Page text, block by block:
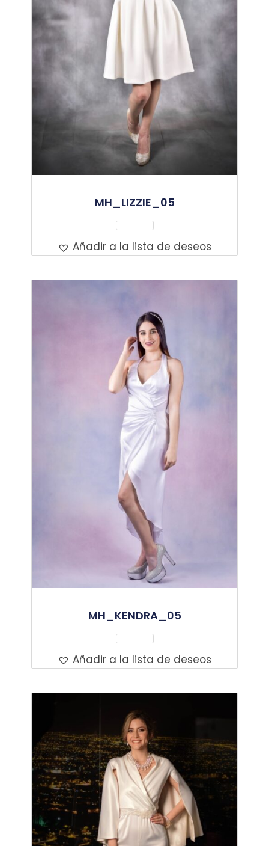
MH_LIZZIE_05
Leer Más
Añadir a la lista de deseos
MH_KENDRA_05
Leer Más
Añadir a la lista de deseos